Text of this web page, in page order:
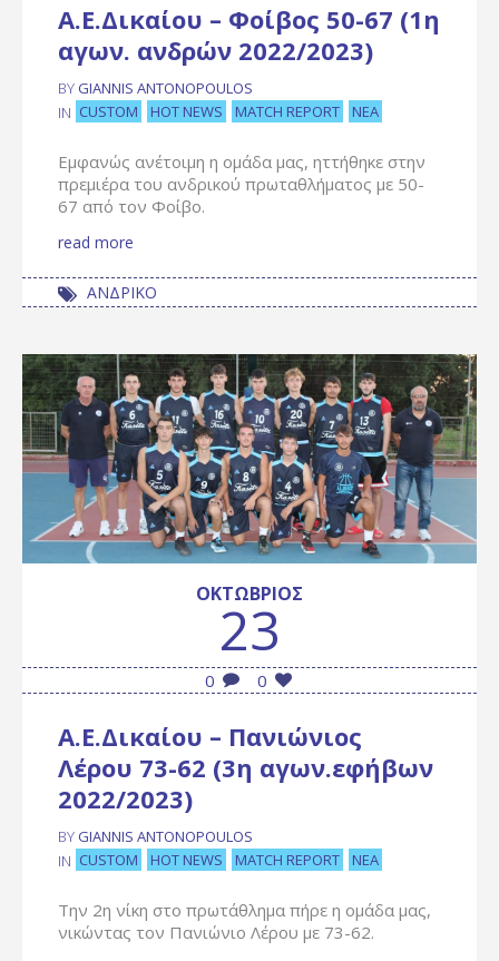
Α.Ε.Δικαίου – Φοίβος 50-67 (1η
αγων. ανδρών 2022/2023)
BY GIANNIS ANTONOPOULOS
IN CUSTOM HOT NEWS MATCH REPORT ΝΈΑ
Εμφανώς ανέτοιμη η ομάδα μας, ηττήθηκε στην
πρεμιέρα του ανδρικού πρωταθλήματος με 50-
67 από τον Φοίβο.
read more
ΑΝΔΡΙΚΟ
ΟΚΤΏΒΡΙΟΣ
23
0 0
Α.Ε.Δικαίου – Πανιώνιος
Λέρου 73-62 (3η αγων.εφήβων
2022/2023)
BY GIANNIS ANTONOPOULOS
IN CUSTOM HOT NEWS MATCH REPORT ΝΈΑ
Την 2η νίκη στο πρωτάθλημα πήρε η ομάδα μας,
νικώντας τον Πανιώνιο Λέρου με 73-62.